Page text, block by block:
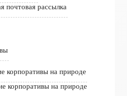
почтовая рассылка
корпоративы на природе
корпоративы на природе